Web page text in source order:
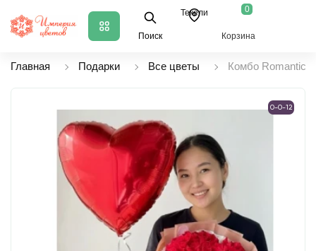
Поиск
Текели 0
Корзина
Главная Подарки Все цветы Комбо Romantic
0-0-12